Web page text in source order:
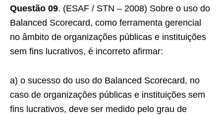
Questão 09. (ESAF / STN – 2008) Sobre o uso do
Balanced Scorecard, como ferramenta gerencial
no âmbito de organizações públicas e instituições
sem fins lucrativos, é incorreto afirmar:
a) o sucesso do uso do Balanced Scorecard, no
caso de organizações públicas e instituições sem
fins lucrativos, deve ser medido pelo grau de